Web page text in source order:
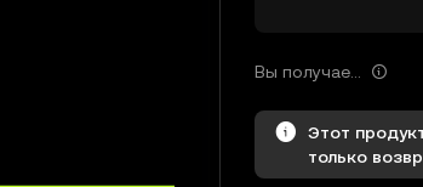
Этот
только